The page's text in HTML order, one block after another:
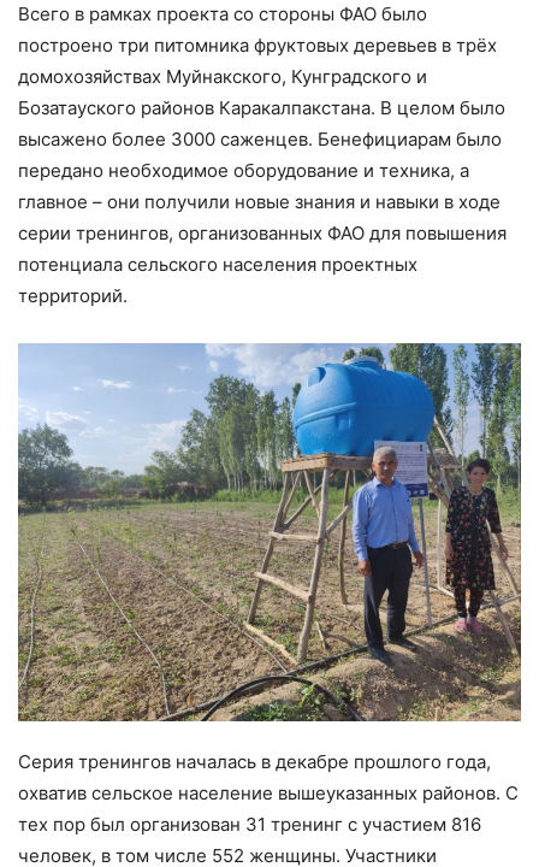
Всего в рамках проекта со стороны ФАО было
построено три питомника фруктовых деревьев в трёх
домохозяйствах Муйнакского, Кунградского и
Бозатауского районов Каракалпакстана. В целом было
высажено более 3000 саженцев. Бенефициарам было
передано необходимое оборудование и техника, а
главное – они получили новые знания и навыки в ходе
серии тренингов, организованных ФАО для повышения
потенциала сельского населения проектных
территорий.
Серия тренингов началась в декабре прошлого года,
охватив сельское население вышеуказанных районов. С
тех пор был организован 31 тренинг с участием 816
человек, в том числе 552 женщины. Участники